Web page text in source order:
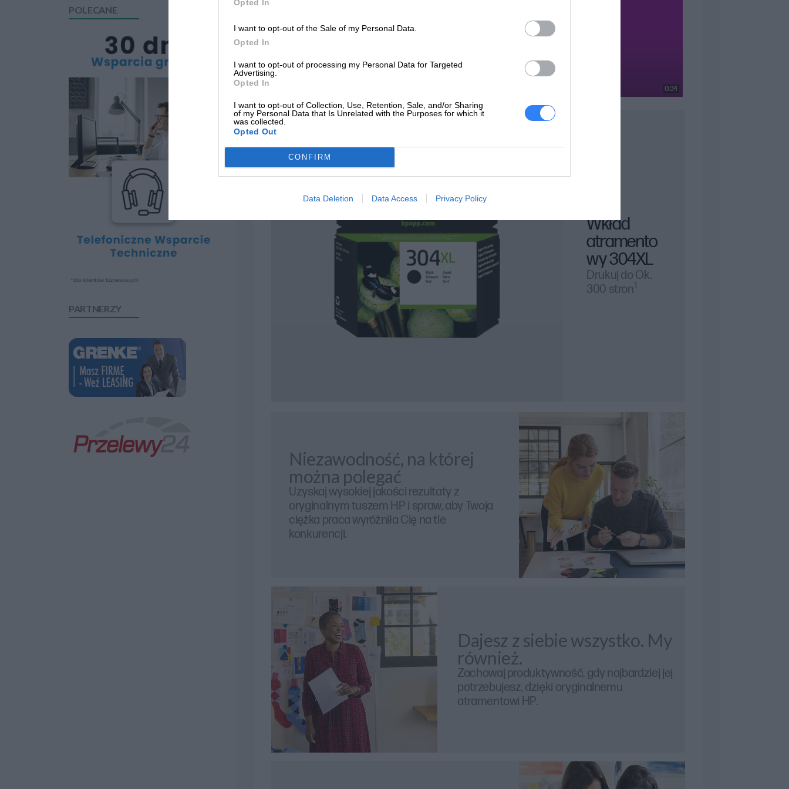
Opted In
I want to opt-out of the Sale of my Personal Data.
Opted In
I want to opt-out of processing my Personal Data for Targeted
Advertising.
Opted In
I want to opt-out of Collection, Use, Retention, Sale, and/or Sharing
of my Personal Data that Is Unrelated with the Purposes for which it
was collected.
Opted Out
CONFIRM
Data Deletion Data Access Privacy Policy
POLECANE
PARTNERZY
0:34
Wkład
atramento
wy 304XL
Drukuj do Ok.
300 stron1
Niezawodność, na której
można polegać
Uzyskaj wysokiej jakości rezultaty z
oryginalnym tuszem HP i spraw, aby Twoja
ciężka praca wyróżniła Cię na tle
konkurencji.
Dajesz z siebie wszystko. My
również.
Zachowaj produktywność, gdy najbardziej jej
potrzebujesz, dzięki oryginalnemu
atramentowi HP.